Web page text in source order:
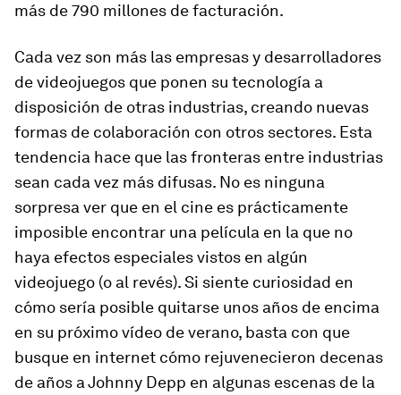
más de 790 millones de facturación.
Cada vez son más las empresas y desarrolladores
de videojuegos que ponen su tecnología a
disposición de otras industrias, creando nuevas
formas de colaboración con otros sectores. Esta
tendencia hace que las fronteras entre industrias
sean cada vez más difusas. No es ninguna
sorpresa ver que en el cine es prácticamente
imposible encontrar una película en la que no
haya efectos especiales vistos en algún
videojuego (o al revés). Si siente curiosidad en
cómo sería posible quitarse unos años de encima
en su próximo vídeo de verano, basta con que
busque en internet cómo rejuvenecieron decenas
de años a Johnny Depp en algunas escenas de la